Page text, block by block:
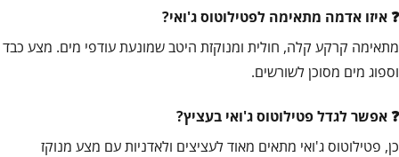
איזו אדמה מתאימה לפטילוטוס ג'ואי?
מתאימה קרקע קלה, חולית ומנוקזת היטב שמונעת עודפי מים. מצע כבד
וספוג מים מסוכן לשורשים.
אפשר לגדל פטילוטוס ג'ואי בעציץ?
כן, פטילוטוס ג'ואי מתאים מאוד לעציצים ולאדניות עם מצע מנוקז